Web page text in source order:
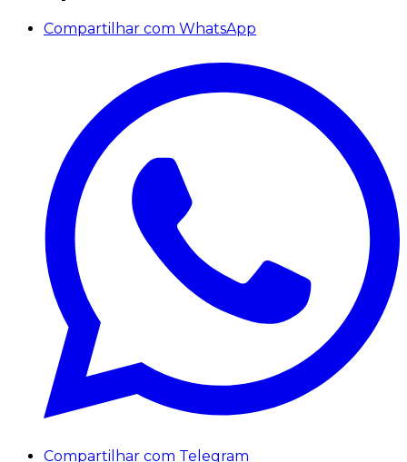
Compartilhar com WhatsApp
Compartilhar com Telegram